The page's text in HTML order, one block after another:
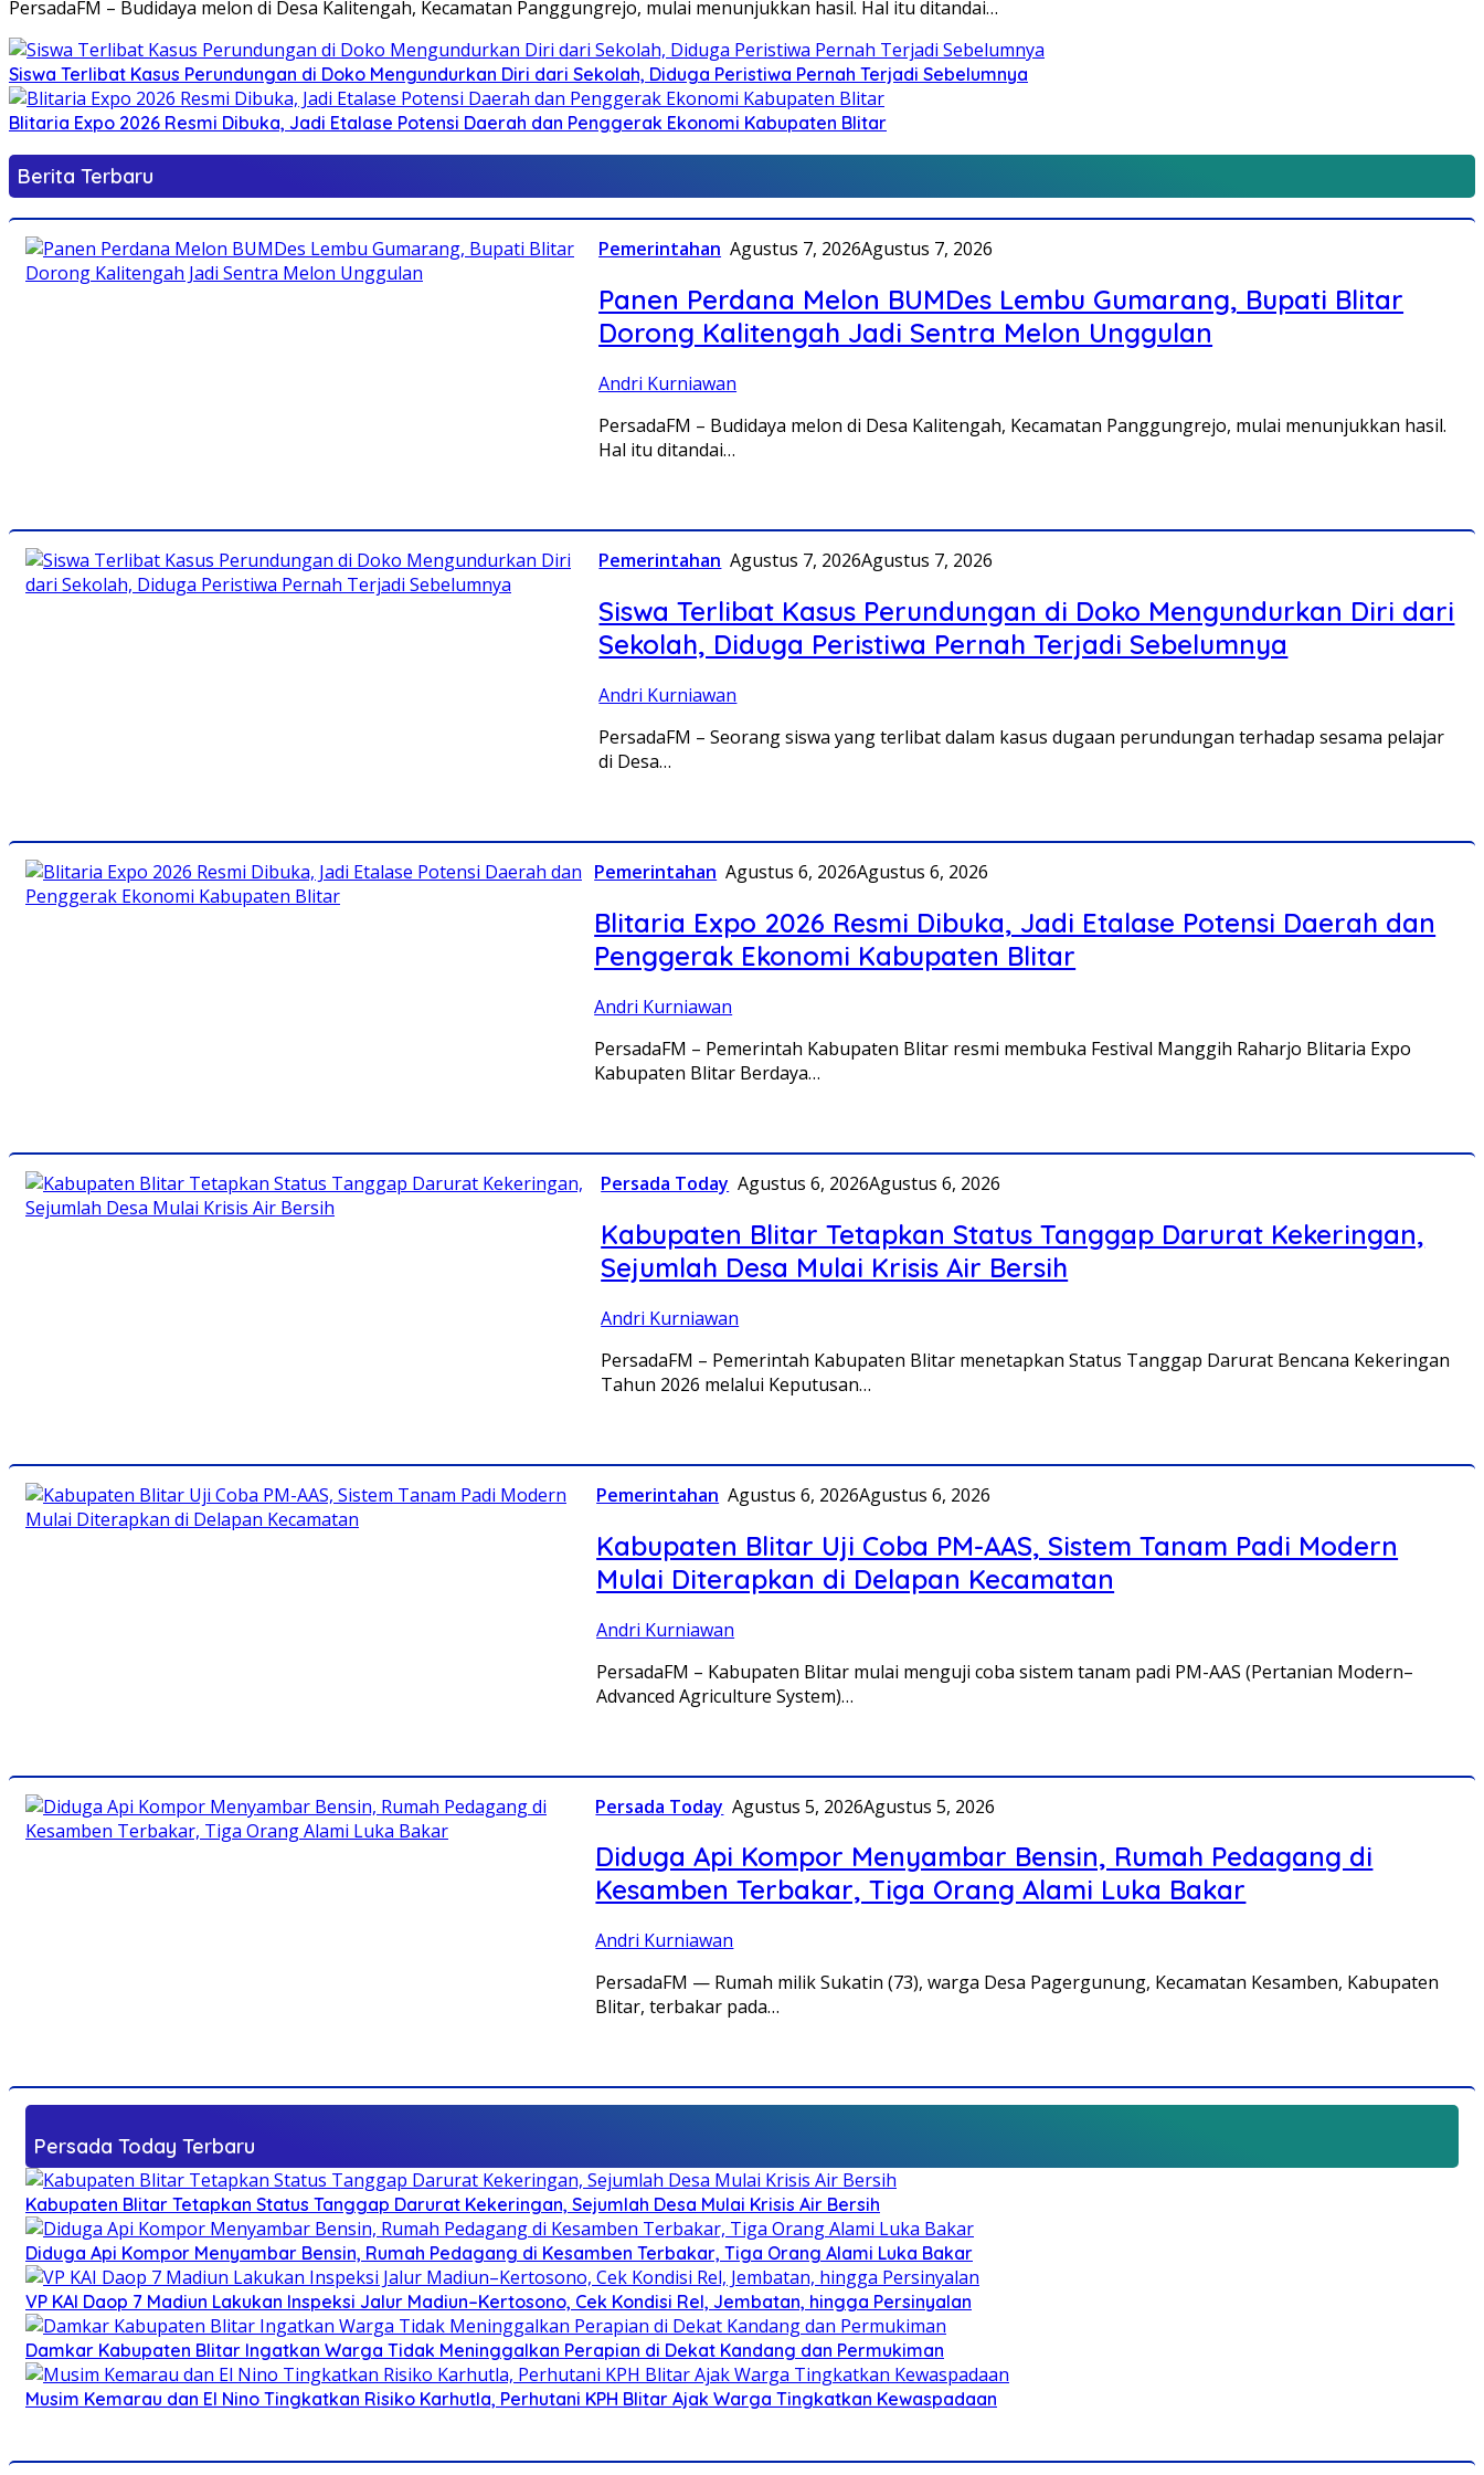
PersadaFM – Budidaya melon di Desa Kalitengah, Kecamatan Panggungrejo, mulai menunjukkan hasil. Hal itu ditandai…
Siswa Terlibat Kasus Perundungan di Doko Mengundurkan Diri dari Sekolah, Diduga Peristiwa Pernah Terjadi Sebelumnya
Blitaria Expo 2026 Resmi Dibuka, Jadi Etalase Potensi Daerah dan Penggerak Ekonomi Kabupaten Blitar
Persada
Blitar
Berita Terbaru
Pemerintahan Agustus 7, 2026Agustus 7, 2026
Panen Perdana Melon BUMDes Lembu Gumarang, Bupati Blitar
Dorong Kalitengah Jadi Sentra Melon Unggulan
Andri Kurniawan
PersadaFM – Budidaya melon di Desa Kalitengah, Kecamatan Panggungrejo, mulai menunjukkan hasil.
Hal itu ditandai…
Pemerintahan Agustus 7, 2026Agustus 7, 2026
Siswa Terlibat Kasus Perundungan di Doko Mengundurkan Diri dari
Sekolah, Diduga Peristiwa Pernah Terjadi Sebelumnya
Andri Kurniawan
PersadaFM – Seorang siswa yang terlibat dalam kasus dugaan perundungan terhadap sesama pelajar
di Desa…
Pemerintahan Agustus 6, 2026Agustus 6, 2026
Blitaria Expo 2026 Resmi Dibuka, Jadi Etalase Potensi Daerah dan
Penggerak Ekonomi Kabupaten Blitar
Andri Kurniawan
PersadaFM – Pemerintah Kabupaten Blitar resmi membuka Festival Manggih Raharjo Blitaria Expo
Kabupaten Blitar Berdaya…
Persada Today Agustus 6, 2026Agustus 6, 2026
Kabupaten Blitar Tetapkan Status Tanggap Darurat Kekeringan,
Sejumlah Desa Mulai Krisis Air Bersih
Andri Kurniawan
PersadaFM – Pemerintah Kabupaten Blitar menetapkan Status Tanggap Darurat Bencana Kekeringan
Tahun 2026 melalui Keputusan…
Pemerintahan Agustus 6, 2026Agustus 6, 2026
Kabupaten Blitar Uji Coba PM-AAS, Sistem Tanam Padi Modern
Mulai Diterapkan di Delapan Kecamatan
Andri Kurniawan
PersadaFM – Kabupaten Blitar mulai menguji coba sistem tanam padi PM-AAS (Pertanian Modern–
Advanced Agriculture System)…
Persada Today Agustus 5, 2026Agustus 5, 2026
Diduga Api Kompor Menyambar Bensin, Rumah Pedagang di
Kesamben Terbakar, Tiga Orang Alami Luka Bakar
Andri Kurniawan
PersadaFM — Rumah milik Sukatin (73), warga Desa Pagergunung, Kecamatan Kesamben, Kabupaten
Blitar, terbakar pada…
Persada Today Terbaru
Kabupaten Blitar Tetapkan Status Tanggap Darurat Kekeringan, Sejumlah Desa Mulai Krisis Air Bersih
Diduga Api Kompor Menyambar Bensin, Rumah Pedagang di Kesamben Terbakar, Tiga Orang Alami Luka Bakar
VP KAI Daop 7 Madiun Lakukan Inspeksi Jalur Madiun–Kertosono, Cek Kondisi Rel, Jembatan, hingga Persinyalan
Damkar Kabupaten Blitar Ingatkan Warga Tidak Meninggalkan Perapian di Dekat Kandang dan Permukiman
Musim Kemarau dan El Nino Tingkatkan Risiko Karhutla, Perhutani KPH Blitar Ajak Warga Tingkatkan Kewaspadaan